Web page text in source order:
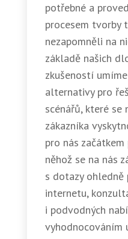
potřebné a
procesem tvorby
nezapomněli na
základě našich
zkušeností
alternativy pro
scénářů, které se
zákazníka
pro nás
něhož se na nás
s dotazy ohledně
internetu,
i podvodných
vyhodnocováním